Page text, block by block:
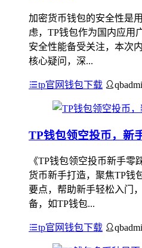
加密货币钱包的安全性是
虑，TP钱包作为国内应用
安全性能备受关注，本次
核心疑问，深...
tp官网钱包下载
TP钱包领空投币，新
《TP钱包领空投币新手
货币新手打造，聚焦TP钱
要点，帮助新手轻松入门
备，如TP钱包...
tp官网钱包下载